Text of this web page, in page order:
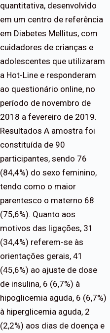
quantitativa, desenvolvido
em um centro de referência
em Diabetes Mellitus, com
cuidadores de crianças e
adolescentes que utilizaram
a Hot-Line e responderam
ao questionário online, no
período de novembro de
2018 a fevereiro de 2019.
Resultados A amostra foi
constituída de 90
participantes, sendo 76
(84,4%) do sexo feminino,
tendo como o maior
parentesco o materno 68
(75,6%). Quanto aos
motivos das ligações, 31
(34,4%) referem-se às
orientações gerais, 41
(45,6%) ao ajuste de dose
de insulina, 6 (6,7%) à
hipoglicemia aguda, 6 (6,7%)
à hiperglicemia aguda, 2
(2,2%) aos dias de doença e